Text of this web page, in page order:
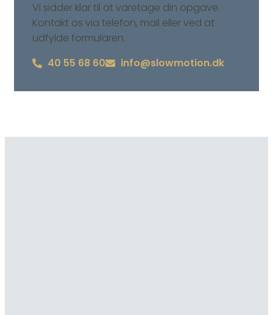
Vi sidder klar til at varetage din opgave.
Kontakt os via telefon, mail eller ved at
udfylde formularen.
40 55 68 60
info@slowmotion.dk